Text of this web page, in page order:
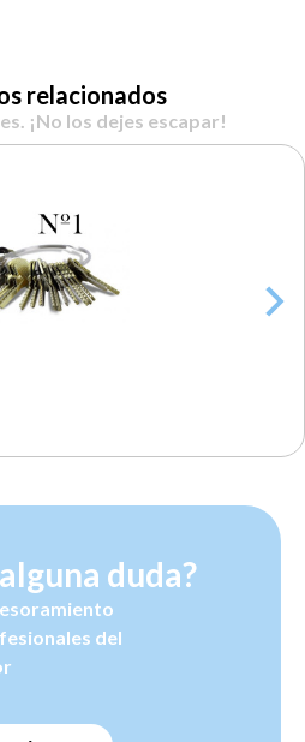
relacionados
¡No los dejes escapar!
duda?
del